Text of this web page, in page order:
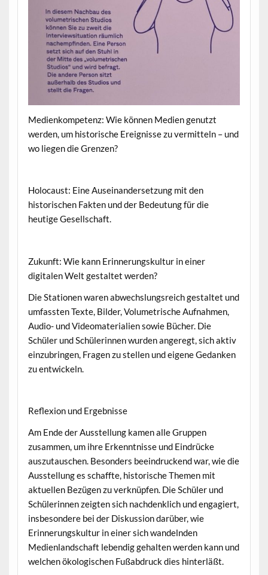
Medienkompetenz: Wie können Medien genutzt
werden, um historische Ereignisse zu vermitteln – und
wo liegen die Grenzen?
Holocaust: Eine Auseinandersetzung mit den
historischen Fakten und der Bedeutung für die
heutige Gesellschaft.
Zukunft: Wie kann Erinnerungskultur in einer
digitalen Welt gestaltet werden?
Die Stationen waren abwechslungsreich gestaltet und
umfassten Texte, Bilder, Volumetrische Aufnahmen,
Audio- und Videomaterialien sowie Bücher. Die
Schüler und Schülerinnen wurden angeregt, sich aktiv
einzubringen, Fragen zu stellen und eigene Gedanken
zu entwickeln.
Reflexion und Ergebnisse
Am Ende der Ausstellung kamen alle Gruppen
zusammen, um ihre Erkenntnisse und Eindrücke
auszutauschen. Besonders beeindruckend war, wie die
Ausstellung es schaffte, historische Themen mit
aktuellen Bezügen zu verknüpfen. Die Schüler und
Schülerinnen zeigten sich nachdenklich und engagiert,
insbesondere bei der Diskussion darüber, wie
Erinnerungskultur in einer sich wandelnden
Medienlandschaft lebendig gehalten werden kann und
welchen ökologischen Fußabdruck dies hinterläßt.